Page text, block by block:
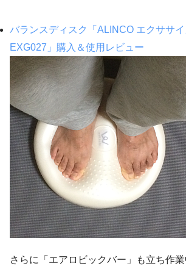
バランスディスク「ALINCO エクササ
EXG027」購入＆使用レビュー
さらに「エアロビックバー」も立ち作